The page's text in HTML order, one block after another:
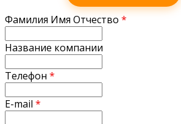
Фамилия Имя Отчество *
Название компании
Телефон *
E-mail *